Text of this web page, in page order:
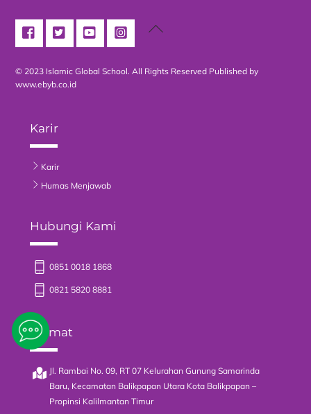
Back
© 2023 Islamic Global School. All Rights Reserved Published by
www.ebyb.co.id
Karir
Karir
Humas Menjawab
Hubungi Kami
0851 0018 1868
0821 5820 8881
Alamat
Jl. Rambai No. 09, RT 07 Kelurahan Gunung Samarinda
Baru, Kecamatan Balikpapan Utara Kota Balikpapan –
Propinsi Kalilmantan Timur